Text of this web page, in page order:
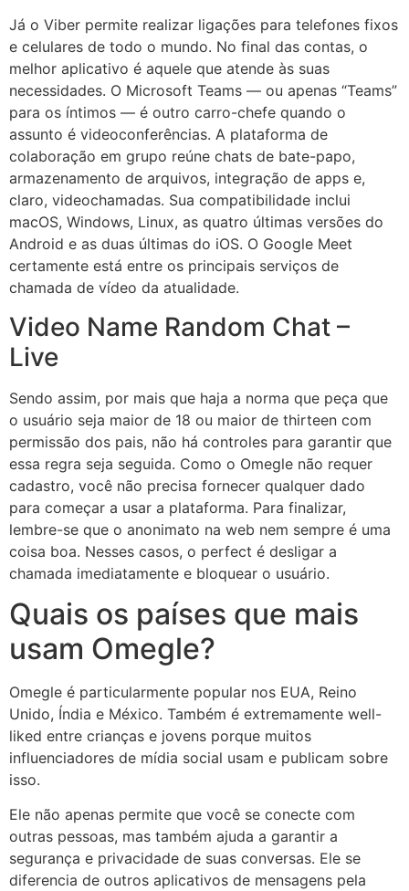
Já o Viber permite realizar ligações para telefones fixos
e celulares de todo o mundo. No final das contas, o
melhor aplicativo é aquele que atende às suas
necessidades. O Microsoft Teams — ou apenas “Teams”
para os íntimos — é outro carro-chefe quando o
assunto é videoconferências. A plataforma de
colaboração em grupo reúne chats de bate-papo,
armazenamento de arquivos, integração de apps e,
claro, videochamadas. Sua compatibilidade inclui
macOS, Windows, Linux, as quatro últimas versões do
Android e as duas últimas do iOS. O Google Meet
certamente está entre os principais serviços de
chamada de vídeo da atualidade.
Video Name Random Chat –
Live
Sendo assim, por mais que haja a norma que peça que
o usuário seja maior de 18 ou maior de thirteen com
permissão dos pais, não há controles para garantir que
essa regra seja seguida. Como o Omegle não requer
cadastro, você não precisa fornecer qualquer dado
para começar a usar a plataforma. Para finalizar,
lembre-se que o anonimato na web nem sempre é uma
coisa boa. Nesses casos, o perfect é desligar a
chamada imediatamente e bloquear o usuário.
Quais os países que mais
usam Omegle?
Omegle é particularmente popular nos EUA, Reino
Unido, Índia e México. Também é extremamente well-
liked entre crianças e jovens porque muitos
influenciadores de mídia social usam e publicam sobre
isso.
Ele não apenas permite que você se conecte com
outras pessoas, mas também ajuda a garantir a
segurança e privacidade de suas conversas. Ele se
diferencia de outros aplicativos de mensagens pela